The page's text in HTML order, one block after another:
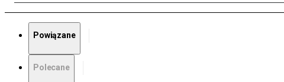
Powiązane
Polecane